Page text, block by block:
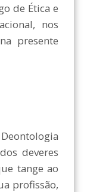
de Ética e
nos
presente
deveres
tange ao
profissão,